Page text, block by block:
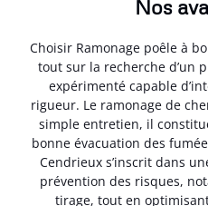
Nos
Choisir Ramonage poêle à
tout sur la recherche d’un
expérimenté capable
rigueur. Le ramonage de
simple entretien, il
bonne évacuation des
Cendrieux s’inscrit dans
prévention des risques,
tirage, tout en